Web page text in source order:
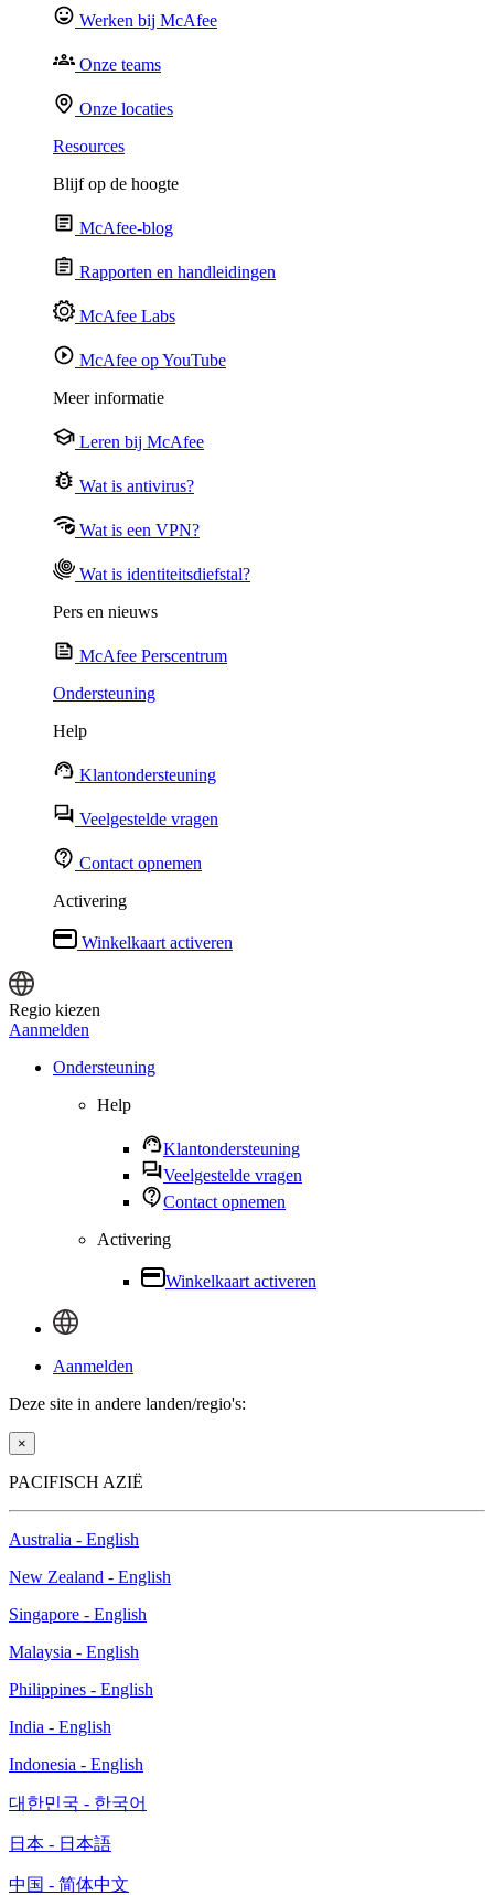
Werken bij McAfee
Onze teams
Onze locaties
Resources
Blijf op de hoogte
McAfee-blog
Rapporten en handleidingen
McAfee Labs
McAfee op YouTube
Meer informatie
Leren bij McAfee
Wat is antivirus?
Wat is een VPN?
Wat is identiteitsdiefstal?
Pers en nieuws
McAfee Perscentrum
Ondersteuning
Help
Klantondersteuning
Veelgestelde vragen
Contact opnemen
Activering
Winkelkaart activeren
Regio kiezen
Aanmelden
Ondersteuning
Help
Klantondersteuning
Veelgestelde vragen
Contact opnemen
Activering
Winkelkaart activeren
Aanmelden
Deze site in andere landen/regio's:
×
PACIFISCH AZIË
Australia - English
New Zealand - English
Singapore - English
Malaysia - English
Philippines - English
India - English
Indonesia - English
대한민국 - 한국어
日本 - 日本語
中国 - 简体中文